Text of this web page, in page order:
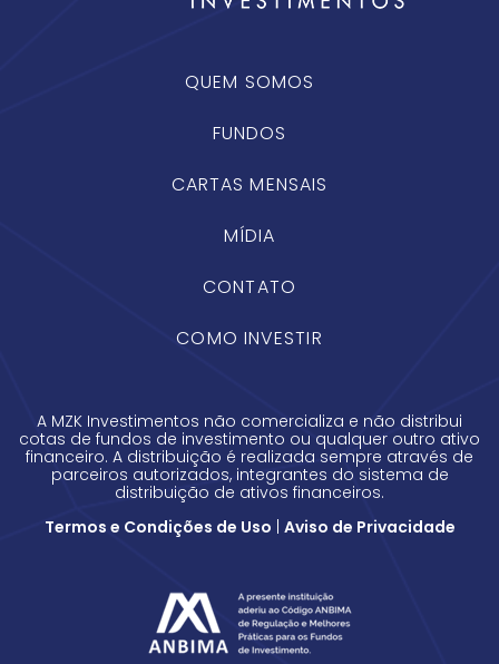
QUEM SOMOS
FUNDOS
CARTAS MENSAIS
MÍDIA
CONTATO
COMO INVESTIR
A MZK Investimentos não comercializa e não distribui
cotas de fundos de investimento ou qualquer outro ativo
financeiro. A distribuição é realizada sempre através de
parceiros autorizados, integrantes do sistema de
distribuição de ativos financeiros.
Termos e Condições de Uso Aviso de Privacidade